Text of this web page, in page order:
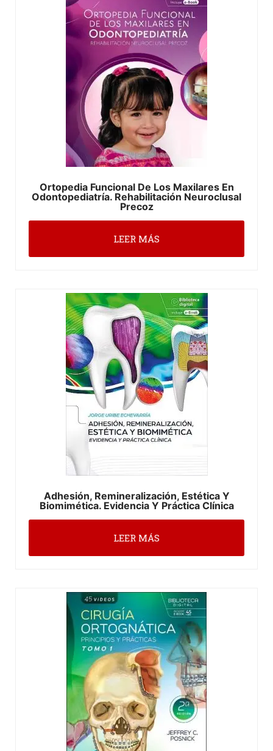
Ortopedia Funcional De Los Maxilares En
Odontopediatría. Rehabilitación Neuroclusal
Precoz
LEER MÁS
Adhesión, Remineralización, Estética Y
Biomimética. Evidencia Y Práctica Clínica
LEER MÁS